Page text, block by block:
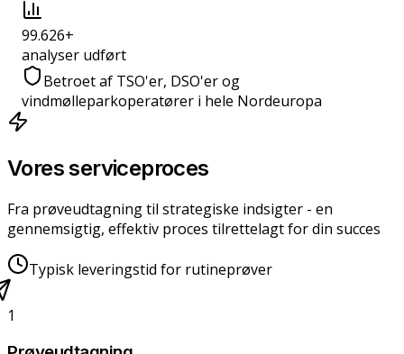
100.000
analyser udført
Betroet af TSO'er, DSO'er og
vindmølleparkoperatører i hele Nordeuropa
Vores serviceproces
Fra prøveudtagning til strategiske indsigter - en
gennemsigtig, effektiv proces tilrettelagt for din succes
Typisk leveringstid for rutineprøver
1